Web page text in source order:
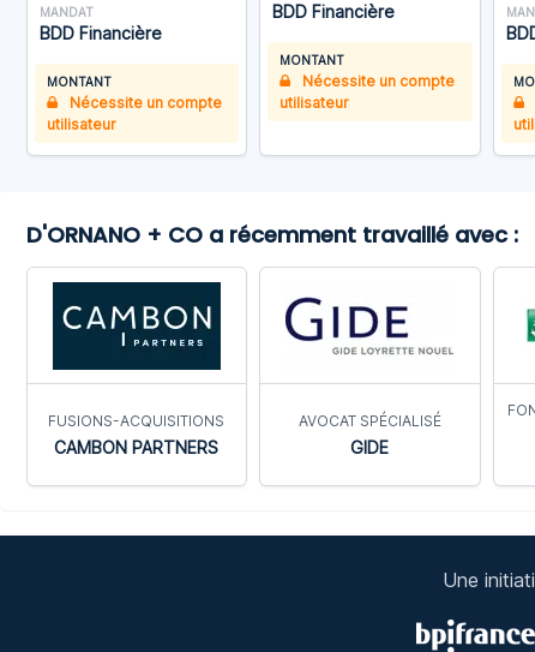
MANDAT
BDD Financière
MONTANT
Nécessite un compte
utilisateur
BDD Financière
MONTANT
Nécessite un compte
utilisateur
D'ORNANO + CO a récemment travaillé avec :
FUSIONS-ACQUISITIONS
CAMBON PARTNERS
AVOCAT SPÉCIALISÉ
GIDE
Une